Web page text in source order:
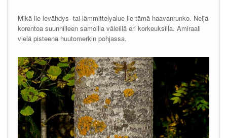
Mikä lie levähdys- tai lämmittelyalue lie tämä haavanrunko. Neljä
korentoa suunnilleen samoilla väleillä eri korkeuksilla. Amiraali
vielä pisteenä huutomerkin pohjassa.